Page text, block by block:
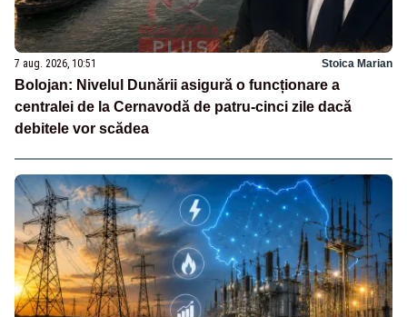
7 aug. 2026, 10:51 Stoica Marian
Bolojan: Nivelul Dunării asigură o funcționare a
centralei de la Cernavodă de patru-cinci zile dacă
debitele vor scădea